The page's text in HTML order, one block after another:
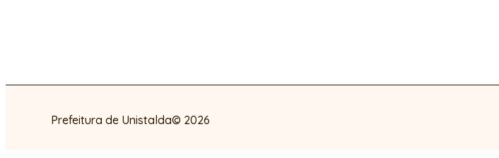
Prefeitura de Unistalda© 2026